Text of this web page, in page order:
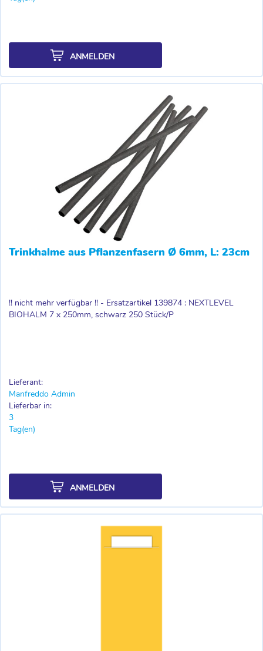
ANMELDEN
Trinkhalme aus Pflanzenfasern Ø 6mm, L: 23cm
!! nicht mehr verfügbar !! - Ersatzartikel 139874 : NEXTLEVEL
BIOHALM 7 x 250mm, schwarz 250 Stück/P
Lieferant:
Manfreddo Admin
Lieferbar in:
3
Tag(en)
ANMELDEN